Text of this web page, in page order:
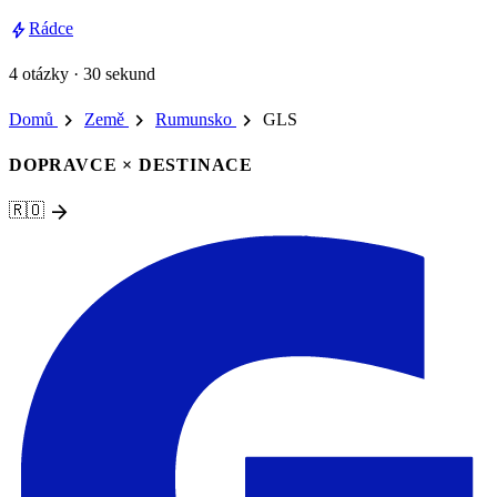
boltRádce
4 otázky · 30 sekund
Domů chevron_right Země chevron_right Rumunsko chevron_right GLS
DOPRAVCE × DESTINACE
🇷🇴 arrow_forward